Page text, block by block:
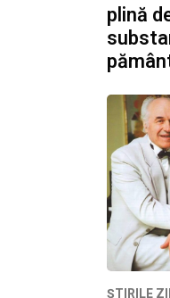
plină
ȘTIRILE